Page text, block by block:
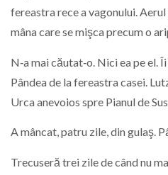
fereastra rece a vagonului.
mâna care se mişca precum o
N‑a mai căutat‑o. Nici ea pe el.
Pândea de la fereastra casei.
Urca anevoios spre Pianul de
A mâncat, patru zile, din gulaş.
Trecuseră trei zile de când nu